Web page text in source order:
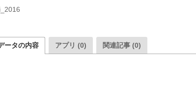
ータの内容 アプリ (0) 関連記事 (0)